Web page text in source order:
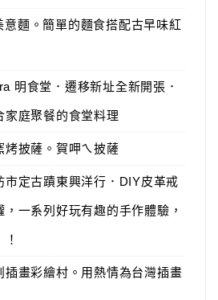
意麵。簡單的麵食搭配古早味紅
明食堂．遷移新址全新開張．
家庭聚餐的食堂料理
烤披薩。賀呷ㄟ披薩
市定古蹟東興洋行．DIY皮革戒
一系列好玩有趣的手作體驗，
插畫彩繪村。用熱情為台灣插畫